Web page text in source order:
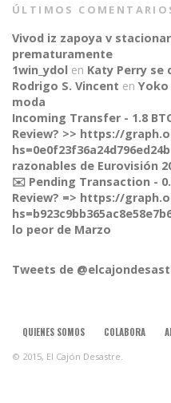
CONNECT
ÚLTIMOS
Vivod iz zapoya v
prematuramente
1win_ydol en Katy Perry se
Rodrigo S. Vincent en
moda
Incoming Transfer - 1.8
Review? >> https://
razonables de Eurovisión
✉️ Pending Transaction -
Review? => https://
lo peor de Marzo
Tweets de
QUIENES SOMOS COLABORA
© 2015, El Cajón Desastre.